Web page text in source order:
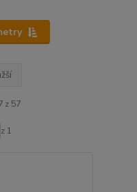
z 57
z 1